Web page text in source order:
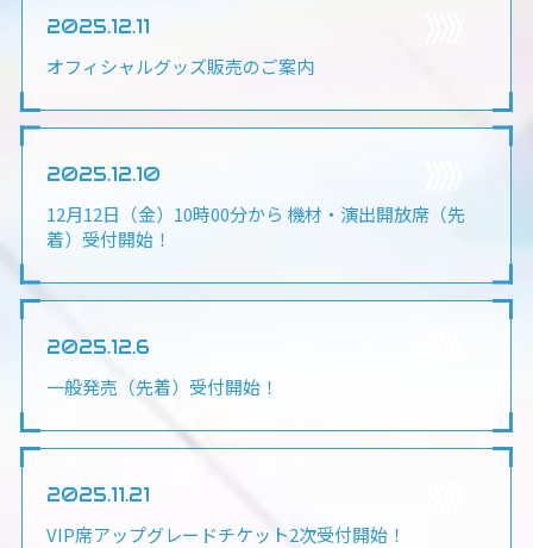
2025.12.11
オフィシャルグッズ販売のご案内
2025.12.10
12月12日（金）10時00分から 機材・演出開放席（先
着）受付開始！
2025.12.6
一般発売（先着）受付開始！
2025.11.21
VIP席アップグレードチケット2次受付開始！